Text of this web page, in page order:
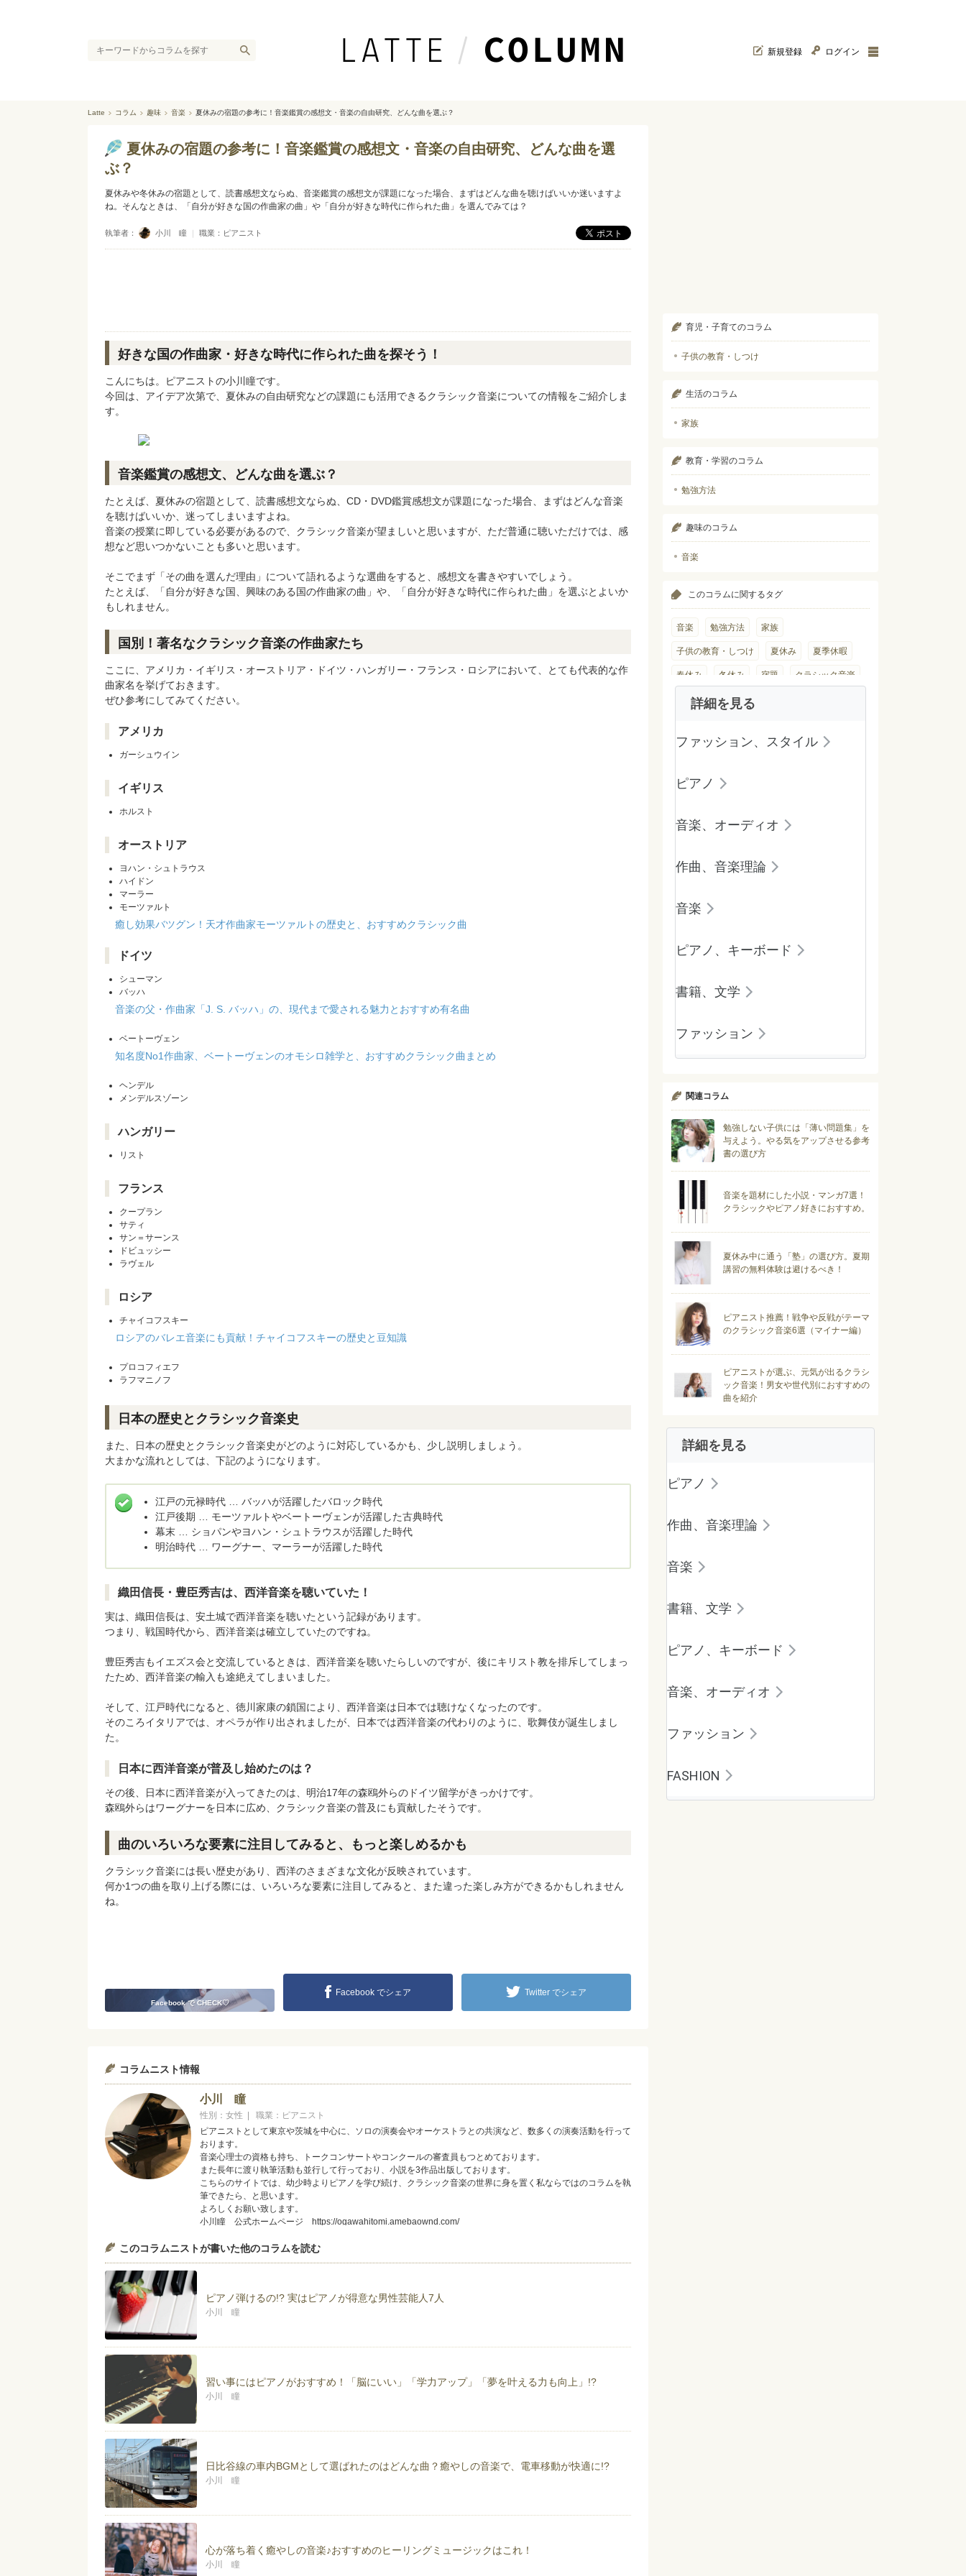
新規登録 ログイン
Latte コラム 趣味 音楽 夏休みの宿題の参考に！音楽鑑賞の感想文・音楽の自由研究、どんな曲を選ぶ？
夏休みの宿題の参考に！音楽鑑賞の感想文・音楽の自由研究、どんな曲を選
ぶ？
夏休みや冬休みの宿題として、読書感想文ならぬ、音楽鑑賞の感想文が課題になった場合、まずはどんな曲を聴けばいいか迷いますよ
ね。そんなときは、「自分が好きな国の作曲家の曲」や「自分が好きな時代に作られた曲」を選んでみては？
執筆者： 小川 瞳 ｜ 職業：ピアニスト
好きな国の作曲家・好きな時代に作られた曲を探そう！
こんにちは。ピアニストの小川瞳です。
今回は、アイデア次第で、夏休みの自由研究などの課題にも活用できるクラシック音楽についての情報をご紹介しま
す。
音楽鑑賞の感想文、どんな曲を選ぶ？
たとえば、夏休みの宿題として、読書感想文ならぬ、CD・DVD鑑賞感想文が課題になった場合、まずはどんな音楽
を聴けばいいか、迷ってしまいますよね。
音楽の授業に即している必要があるので、クラシック音楽が望ましいと思いますが、ただ普通に聴いただけでは、感
想など思いつかないことも多いと思います。
そこでまず「その曲を選んだ理由」について語れるような選曲をすると、感想文を書きやすいでしょう。
たとえば、「自分が好きな国、興味のある国の作曲家の曲」や、「自分が好きな時代に作られた曲」を選ぶとよいか
もしれません。
国別！著名なクラシック音楽の作曲家たち
ここに、アメリカ・イギリス・オーストリア・ドイツ・ハンガリー・フランス・ロシアにおいて、とても代表的な作
曲家名を挙げておきます。
ぜひ参考にしてみてください。
アメリカ
ガーシュウイン
イギリス
ホルスト
オーストリア
ヨハン・シュトラウス
ハイドン
マーラー
モーツァルト
癒し効果バツグン！天才作曲家モーツァルトの歴史と、おすすめクラシック曲
ドイツ
シューマン
バッハ
音楽の父・作曲家「J. S. バッハ」の、現代まで愛される魅力とおすすめ有名曲
ベートーヴェン
知名度No1作曲家、ベートーヴェンのオモシロ雑学と、おすすめクラシック曲まとめ
ヘンデル
メンデルスゾーン
ハンガリー
リスト
フランス
クープラン
サティ
サン＝サーンス
ドビュッシー
ラヴェル
ロシア
チャイコフスキー
ロシアのバレエ音楽にも貢献！チャイコフスキーの歴史と豆知識
プロコフィエフ
ラフマニノフ
日本の歴史とクラシック音楽史
また、日本の歴史とクラシック音楽史がどのように対応しているかも、少し説明しましょう。
大まかな流れとしては、下記のようになります。
江戸の元禄時代 … バッハが活躍したバロック時代
江戸後期 … モーツァルトやベートーヴェンが活躍した古典時代
幕末 … ショパンやヨハン・シュトラウスが活躍した時代
明治時代 … ワーグナー、マーラーが活躍した時代
織田信長・豊臣秀吉は、西洋音楽を聴いていた！
実は、織田信長は、安土城で西洋音楽を聴いたという記録があります。
つまり、戦国時代から、西洋音楽は確立していたのですね。
豊臣秀吉もイエズス会と交流しているときは、西洋音楽を聴いたらしいのですが、後にキリスト教を排斥してしまっ
たため、西洋音楽の輸入も途絶えてしまいました。
そして、江戸時代になると、徳川家康の鎖国により、西洋音楽は日本では聴けなくなったのです。
そのころイタリアでは、オペラが作り出されましたが、日本では西洋音楽の代わりのように、歌舞伎が誕生しまし
た。
日本に西洋音楽が普及し始めたのは？
その後、日本に西洋音楽が入ってきたのは、明治17年の森鴎外らのドイツ留学がきっかけです。
森鴎外らはワーグナーを日本に広め、クラシック音楽の普及にも貢献したそうです。
曲のいろいろな要素に注目してみると、もっと楽しめるかも
クラシック音楽には長い歴史があり、西洋のさまざまな文化が反映されています。
何か1つの曲を取り上げる際には、いろいろな要素に注目してみると、また違った楽しみ方ができるかもしれません
ね。
Facebook で CHECK♡
Facebook でシェア Twitter でシェア
コラムニスト情報
小川 瞳
性別：女性 | 職業：ピアニスト
ピアニストとして東京や茨城を中心に、ソロの演奏会やオーケストラとの共演など、数多くの演奏活動を行って
おります。
音楽心理士の資格も持ち、トークコンサートやコンクールの審査員もつとめております。
また長年に渡り執筆活動も並行して行っており、小説を3作品出版しております。
こちらのサイトでは、幼少時よりピアノを学び続け、クラシック音楽の世界に身を置く私ならではのコラムを執
筆できたら、と思います。
よろしくお願い致します。
小川瞳 公式ホームページ https://ogawahitomi.amebaownd.com/
小川瞳作曲 笑顔のBGM
https://youtu.be/Qrt-stZPTb8
このコラムニストが書いた他のコラムを読む
ピアノ弾けるの!? 実はピアノが得意な男性芸能人7人
小川 瞳
習い事にはピアノがおすすめ！「脳にいい」「学力アップ」「夢を叶える力も向上」!?
小川 瞳
日比谷線の車内BGMとして選ばれたのはどんな曲？癒やしの音楽で、電車移動が快適に!?
小川 瞳
心が落ち着く癒やしの音楽♪おすすめのヒーリングミュージックはこれ！
小川 瞳
育児・子育てのコラム
子供の教育・しつけ
生活のコラム
家族
教育・学習のコラム
勉強方法
趣味のコラム
音楽
このコラムに関するタグ
音楽 勉強方法 家族
子供の教育・しつけ 夏休み 夏季休暇
春休み 冬休み 宿題 クラシック音楽
詳細を見る
ファッション、スタイル
ピアノ
音楽、オーディオ
作曲、音楽理論
音楽
ピアノ、キーボード
書籍、文学
ファッション
関連コラム
勉強しない子供には「薄い問題集」を
与えよう。やる気をアップさせる参考
書の選び方
音楽を題材にした小説・マンガ7選！
クラシックやピアノ好きにおすすめ。
夏休み中に通う「塾」の選び方。夏期
講習の無料体験は避けるべき！
ピアニスト推薦！戦争や反戦がテーマ
のクラシック音楽6選（マイナー編）
ピアニストが選ぶ、元気が出るクラシ
ック音楽！男女や世代別におすすめの
曲を紹介
詳細を見る
ピアノ
作曲、音楽理論
音楽
書籍、文学
ピアノ、キーボード
音楽、オーディオ
ファッション
FASHION